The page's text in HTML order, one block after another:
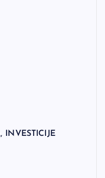
INVESTICIJE